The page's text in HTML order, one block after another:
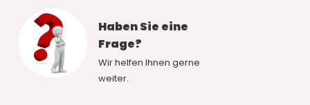
Haben Sie eine
Frage?
Wir helfen Ihnen gerne
weiter.